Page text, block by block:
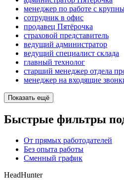
менеджер по работе с
сотрудник в офис
продавец Пятёрочка
страховой представитель
ведущий администратор
ведущий специалист склада
главный технолог
старший менеджер отдела
менеджер на входящие
Показать ещё
Быстрые фильтры
От прямых работодателей
Без опыта работы
Сменный график
HeadHunter